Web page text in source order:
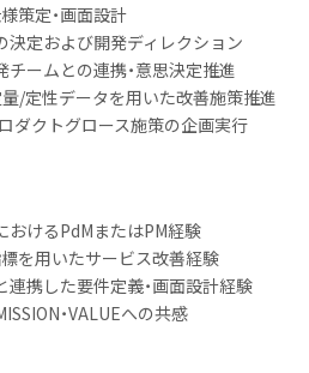
策定・画面設計
決定および開発ディレクション
チームとの連携・意思決定推進
/定性データを用いた改善施策推進
ダクトグロース施策の企画実行
おけるPdMまたはPM経験
標を用いたサービス改善経験
連携した要件定義・画面設計経験
・VALUEへの共感